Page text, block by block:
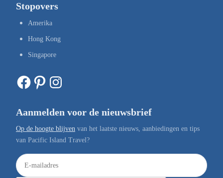
Stopovers
Amerika
Hong Kong
Singapore
Facebook Pinterest Instagram
Aanmelden voor de nieuwsbrief
Op de hoogte blijven van het laatste nieuws, aanbiedingen en tips
van Pacific Island Travel?
E
-